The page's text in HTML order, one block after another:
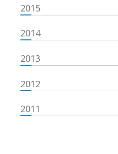
2015
2014
2013
2012
2011